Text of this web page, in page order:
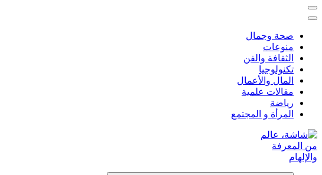
صحة وجمال
منوعات
الثقافة والفن
تكنولوجيا
المال والأعمال
مقالات علمية
رياضة
المرأة و المجتمع